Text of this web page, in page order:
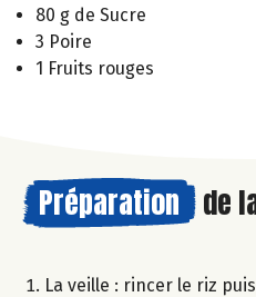
80 g de Sucre
3 Poire
1 Fruits rouges
Préparation de
La veille : rincer le riz